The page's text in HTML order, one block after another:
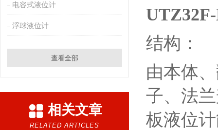
电容式液位计
浮球液位计
查看全部
相关文章
RELATED ARTICLES
结构：
由本体
子、法
板液位